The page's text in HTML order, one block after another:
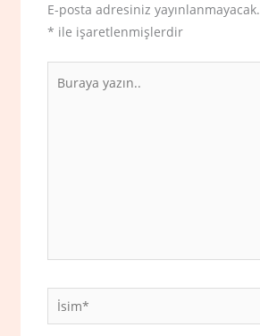
E-posta adresiniz yayınlanmayacak.
* ile işaretlenmişlerdir
İsim*